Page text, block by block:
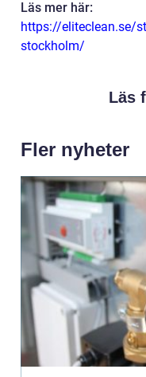
Läs mer här:
https://eliteclean.se/
stockholm/
Läs
Fler nyheter